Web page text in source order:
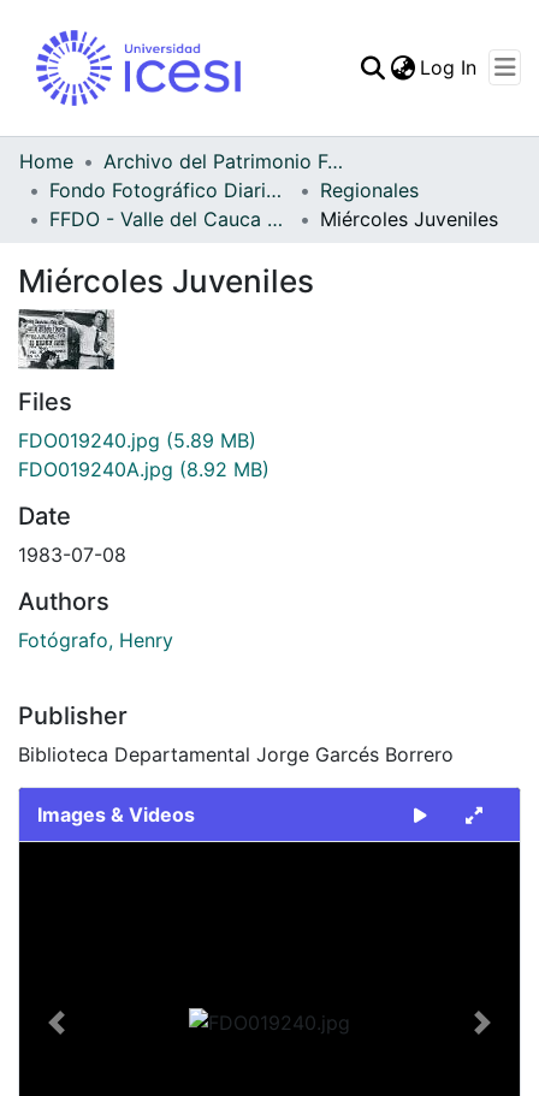
Statistics
Log In
Home
Archivo del Patrimonio Fotográfico y Fílmico del Valle del Cauca
Fondo Fotográfico Diario Occidente
Regionales
FFDO - Valle del Cauca - Patrimonial
Miércoles Juveniles
Miércoles Juveniles
Files
FDO019240.jpg (5.89 MB)
FDO019240A.jpg (8.92 MB)
Date
1983-07-08
Authors
Fotógrafo, Henry
Publisher
Biblioteca Departamental Jorge Garcés Borrero
Images & Videos
Previous Next